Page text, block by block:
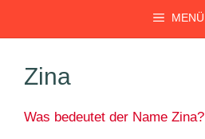
MENÜ
Zina
Was bedeutet der Name Zina?